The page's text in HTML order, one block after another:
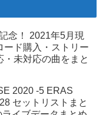
念！ 2021年5月現
ード購入・ストリー
・未対応の曲をまと
2020 -5 ERAS
セットリストまと